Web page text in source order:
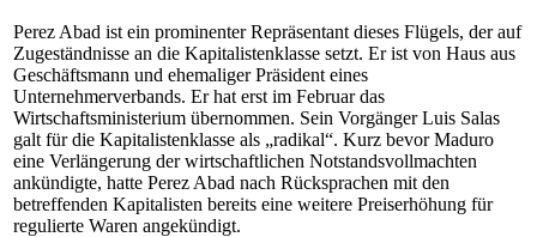
Perez Abad ist ein prominenter Repräsentant dieses Flügels, der auf
Zugeständnisse an die Kapitalistenklasse setzt. Er ist von Haus aus
Geschäftsmann und ehemaliger Präsident eines
Unternehmerverbands. Er hat erst im Februar das
Wirtschaftsministerium übernommen. Sein Vorgänger Luis Salas
galt für die Kapitalistenklasse als „radikal“. Kurz bevor Maduro
eine Verlängerung der wirtschaftlichen Notstandsvollmachten
ankündigte, hatte Perez Abad nach Rücksprachen mit den
betreffenden Kapitalisten bereits eine weitere Preiserhöhung für
regulierte Waren angekündigt.